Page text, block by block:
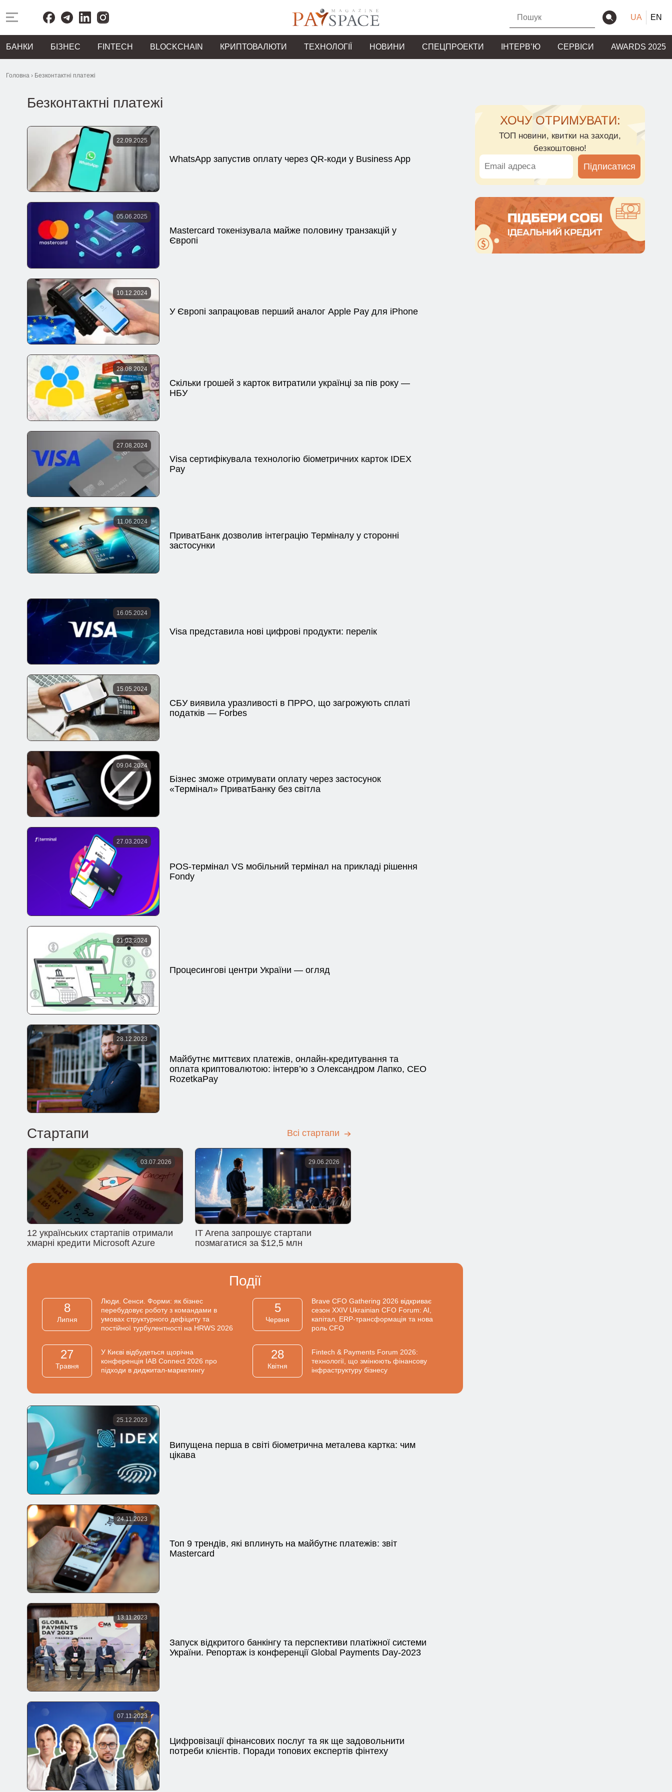
UA EN
БАНКИ БІЗНЕС FINTECH BLOCKCHAIN КРИПТОВАЛЮТИ ТЕХНОЛОГІЇ НОВИНИ СПЕЦПРОЕКТИ ІНТЕРВʼЮ СЕРВІСИ AWARDS 2025
Головна › Безконтактні платежі
Безконтактні платежі
22.09.2025
WhatsApp запустив оплату через QR-коди у Business App
05.06.2025
Mastercard токенізувала майже половину транзакцій у
Європі
10.12.2024
У Європі запрацював перший аналог Apple Pay для iPhone
28.08.2024
Скільки грошей з карток витратили українці за пів року —
НБУ
27.08.2024
Visa сертифікувала технологію біометричних карток IDEX
Pay
11.06.2024
ПриватБанк дозволив інтеграцію Терміналу у сторонні
застосунки
16.05.2024
Visa представила нові цифрові продукти: перелік
15.05.2024
СБУ виявила уразливості в ПРРО, що загрожують сплаті
податків — Forbes
09.04.2024
Бізнес зможе отримувати оплату через застосунок
«Термінал» ПриватБанку без світла
27.03.2024
POS-термінал VS мобільний термінал на прикладі рішення
Fondy
21.03.2024
Процесингові центри України — огляд
28.12.2023
Майбутнє миттєвих платежів, онлайн-кредитування та
оплата криптовалютою: інтерв’ю з Олександром Лапко, CEO
RozetkaPay
Стартапи Всі стартапи
03.07.2026
12 українських стартапів отримали
хмарні кредити Microsoft Azure
29.06.2026
IT Arena запрошує стартапи
позмагатися за $12,5 млн
Події
8
Липня
Люди. Сенси. Форми: як бізнес
перебудовує роботу з командами в
умовах структурного дефіциту та
постійної турбулентності на HRWS 2026
5
Червня
Brave CFO Gathering 2026 відкриває
сезон XXIV Ukrainian CFO Forum: AI,
капітал, ERP-трансформація та нова
роль CFO
27
Травня
У Києві відбудеться щорічна
конференція IAB Connect 2026 про
підходи в диджитал-маркетингу
28
Квiтня
Fintech & Payments Forum 2026:
технології, що змінюють фінансову
інфраструктуру бізнесу
25.12.2023
Випущена перша в світі біометрична металева картка: чим
цікава
24.11.2023
Топ 9 трендів, які вплинуть на майбутнє платежів: звіт
Mastercard
13.11.2023
Запуск відкритого банкінгу та перспективи платіжної системи
України. Репортаж із конференції Global Payments Day-2023
07.11.2023
Цифровізації фінансових послуг та як ще задовольнити
потреби клієнтів. Поради топових експертів фінтеху
ХОЧУ ОТРИМУВАТИ:
ТОП новини, квитки на заходи,
безкоштовно!
Підписатися